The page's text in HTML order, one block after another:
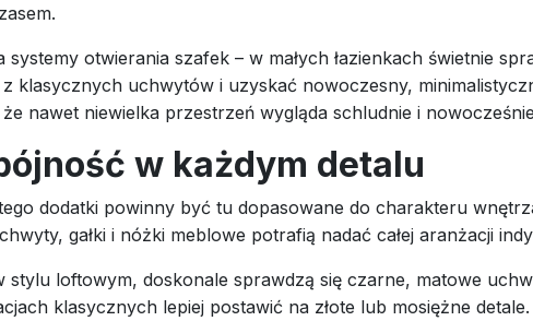
otwierania szafek – w małych łazienkach świetnie
klasycznych uchwytów i uzyskać nowoczesny,
nawet niewielka przestrzeń wygląda schludnie i
w każdym detalu
dodatki powinny być tu dopasowane do charakteru
gałki i nóżki meblowe potrafią nadać całej aranżacji
stylu loftowym, doskonale sprawdzą się czarne, matowe
klasycznych lepiej postawić na złote lub mosiężne